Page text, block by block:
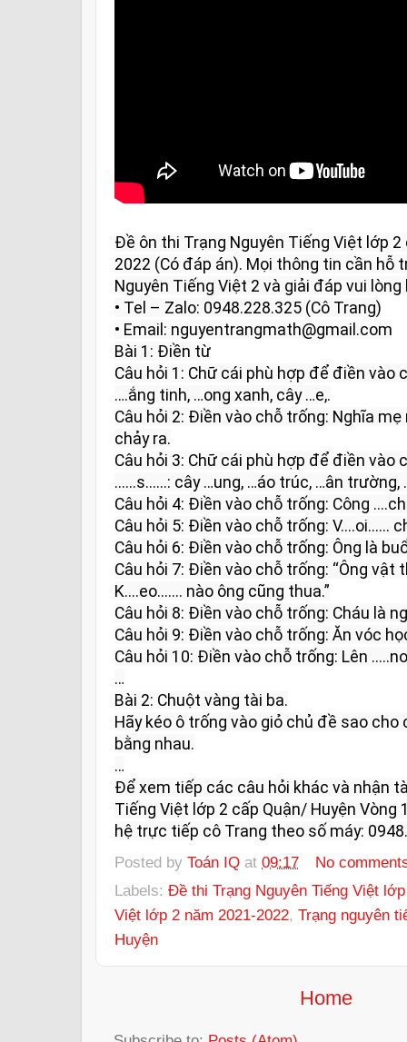
Đề ôn thi Trạng Nguyên Tiếng Việt lớp
2022 (Có đáp án). Mọi thông tin cần hỗ
Nguyên Tiếng Việt 2 và giải đáp vui lòng
• Tel – Zalo: 0948.228.325 (Cô Trang)
• Email: nguyentrangmath@gmail.com
Bài 1: Điền từ
Câu hỏi 1: Chữ cái phù hợp để điền vào
….ắng tinh, …ong xanh, cây …e,.
Câu hỏi 2: Điền vào chỗ trống: Nghĩa
chảy ra.
Câu hỏi 3: Chữ cái phù hợp để điền
......s......: cây …ung, …áo trúc, …ân trường,
Câu hỏi 4: Điền vào chỗ trống: Công
Câu hỏi 5: Điền vào chỗ trống: V....oi......
Câu hỏi 6: Điền vào chỗ trống: Ông là
Câu hỏi 7: Điền vào chỗ trống: “Ông vật
K....eo....... nào ông cũng thua.”
Câu hỏi 8: Điền vào chỗ trống: Cháu là
Câu hỏi 9: Điền vào chỗ trống: Ăn vóc
Câu hỏi 10: Điền vào chỗ trống: Lên
…
Bài 2: Chuột vàng tài ba.
Hãy kéo ô trống vào giỏ chủ đề sao
bằng nhau.
…
Để xem tiếp các câu hỏi khác và nhận
Tiếng Việt lớp 2 cấp Quận/ Huyện Vòng
hệ trực tiếp cô Trang theo số máy:
Posted by Toán IQ at 09:17
No
Labels: Đề thi Trạng Nguyên Tiếng Việt
Việt lớp 2 năm 2021-2022, Trạng nguyên
Huyện
Home